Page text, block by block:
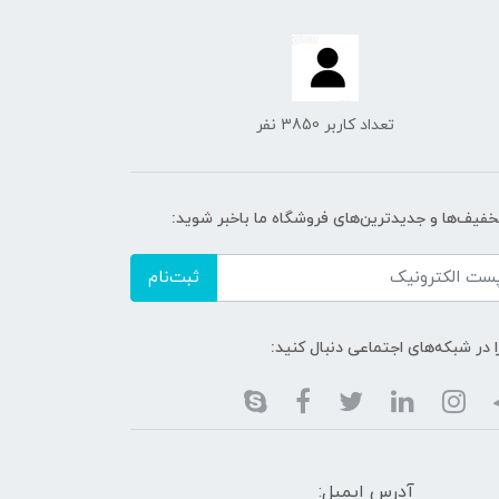
تعداد کاربر 3850 نفر
و جدیدترین‌های فروشگاه ما باخبر شوید:
ثبت‌نام
در شبکه‌های اجتماعی دنبال کنید:
آدرس ایمیل: